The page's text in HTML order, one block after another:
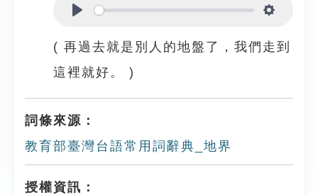
( 再過去就是別人的地盤了，我們走到
這裡就好。 )
詞條來源：
教育部臺灣台語常用詞辭典_地界
授權資訊：